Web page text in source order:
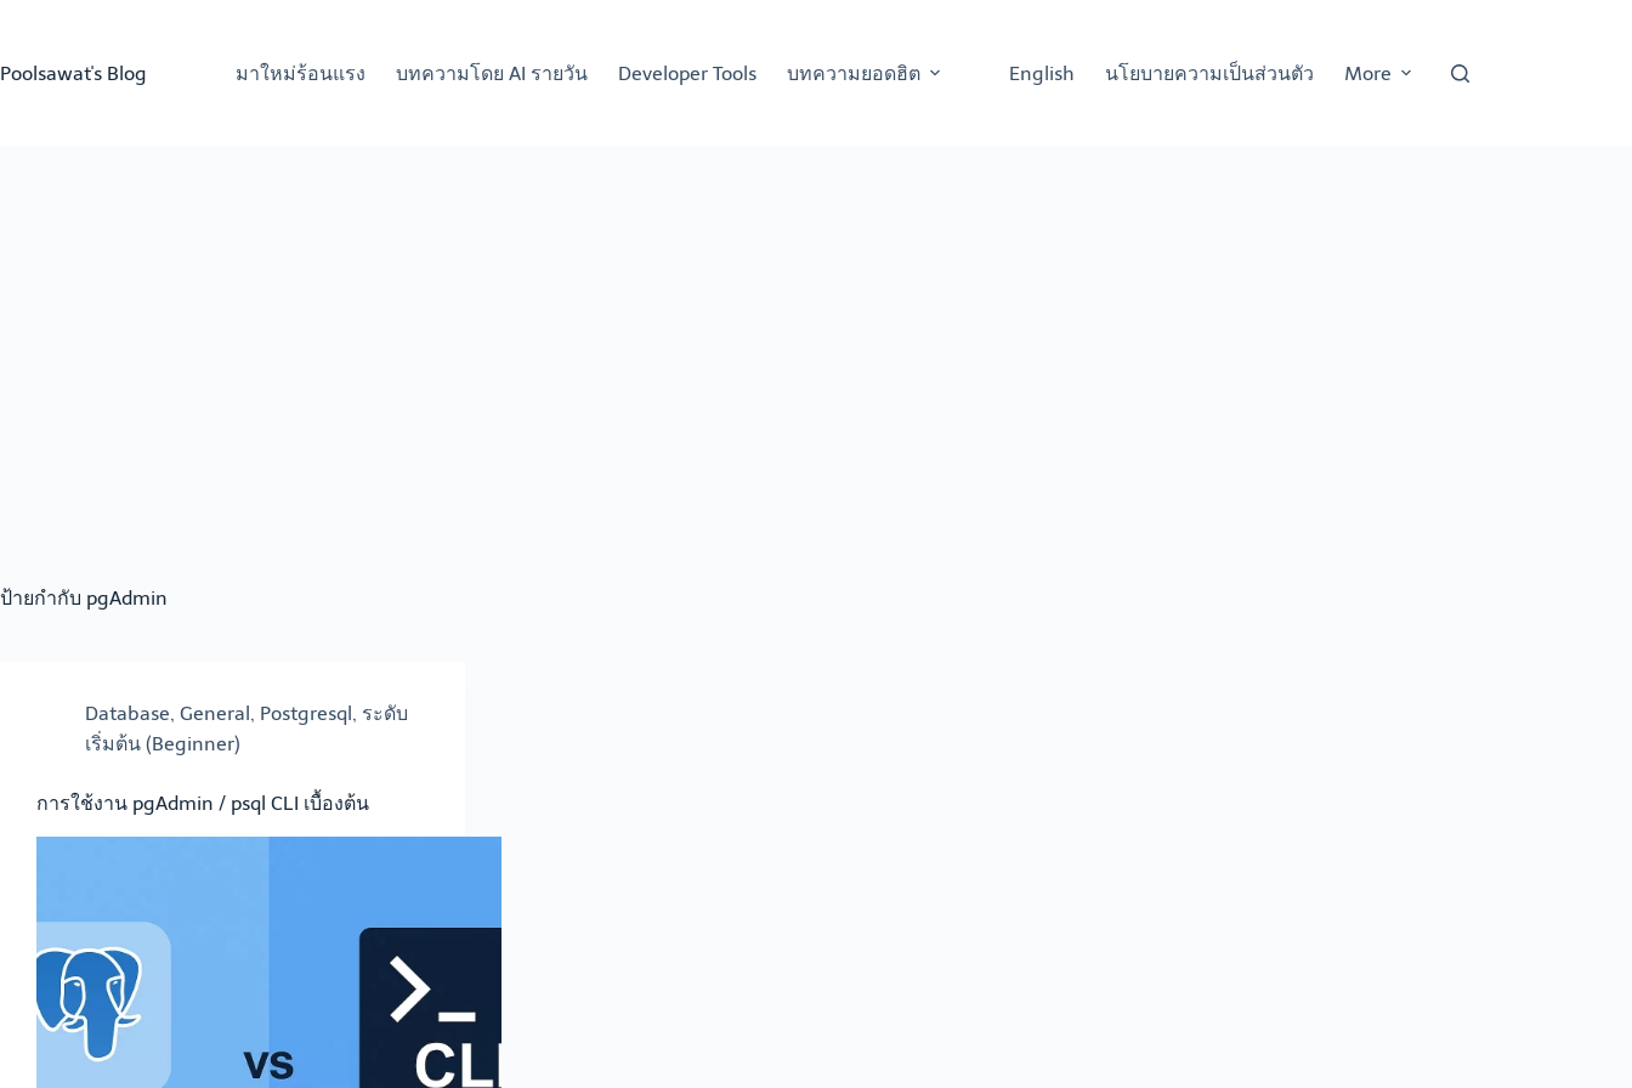
Poolsawat's Blog มาใหม่ร้อนแรง บทความโดย AI รายวัน Developer Tools บทความยอดฮิต English นโยบายความเป็นส่วนตัว More
ป้ายกำกับ pgAdmin
Database, General, Postgresql, ระดับ
เริ่มต้น (Beginner)
การใช้งาน pgAdmin / psql CLI เบื้องต้น